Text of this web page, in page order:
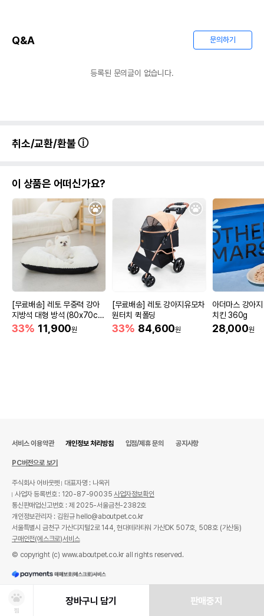
Q&A 문의하기
등록된 문의글이 없습니다.
취소/교환/환불
이 상품은 어떠신가요?
[무료배송] 레토 무중력 강아
지방석 대형 방석 (80x70c
m)
33% 11,900원
[무료배송] 레토 강아지유모차
원터치 퀵폴딩
33% 84,600원
아더마스 강아
치킨 360g
28,000원
찜
장바구니 담기 판매중지
서비스 이용약관 개인정보 처리방침 입점/제휴 문의 공지사항
PC버전으로 보기
주식회사 어바웃펫
대표자명 : 나옥귀
사업자 등록번호 : 120-87-90035사업자정보확인
통신판매업신고번호 : 제 2025-서울금천-2382호
개인정보관리자 : 김원규 hello@aboutpet.co.kr
서울특별시 금천구 가산디지털2로 144, 현대테라타워 가산DK 507호, 508호 (가산동)
구매안전(에스크로)서비스
© copyright (c) www.aboutpet.co.kr all rights reserved.